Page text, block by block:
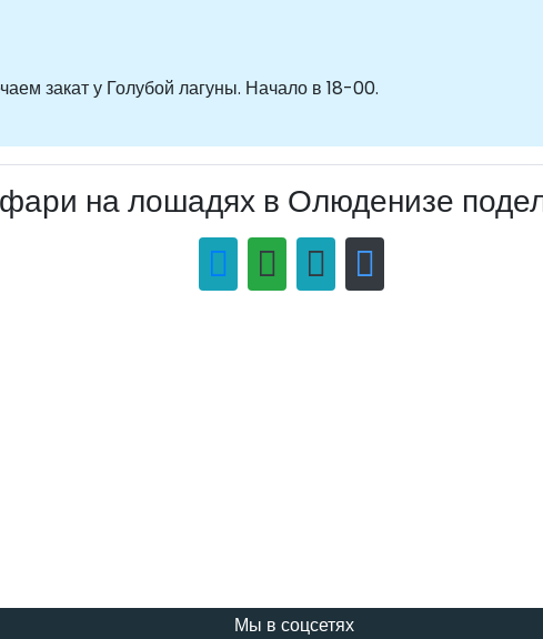
закат у Голубой лагуны. Начало в 18-00.
на лошадях в Олюденизе
Мы в соцсетях